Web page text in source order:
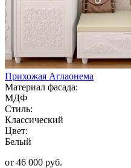
Прихожая Аглаонема
Материал фасада:
МДФ
Стиль:
Классический
Цвет:
Белый
от 46 000 руб.